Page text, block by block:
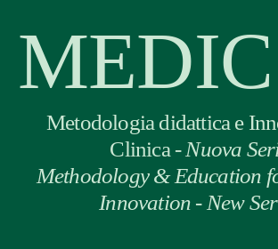
MEDIC
Metodologia didattica e
Clinica - Nuova
Methodology & Education
Innovation - New